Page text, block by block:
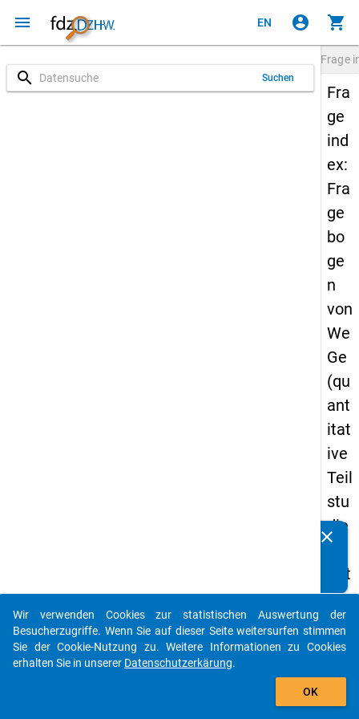
menu EN account_circle shopping_cart
search Suchen
Frage
Fra
ge
ind
ex:
Fra
ge
bo
ge
n
von
We
Ge
(qu
ant
itat
ive
Teil
stu
die
drit
te
We
lle
Details
clear
auto_stories
add_shopping_cart
Wir verwenden Cookies zur statistischen Auswertung der
Besucherzugriffe. Wenn Sie auf dieser Seite weitersurfen stimmen
Sie der Cookie-Nutzung zu. Weitere Informationen zu Cookies
erhalten Sie in unserer Datenschutzerkärung.
OK